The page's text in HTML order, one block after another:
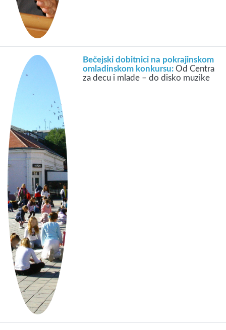
Bečejski dobitnici na pokrajinskom
omladinskom konkursu:Od Centra
za decu i mlade – do disko muzike